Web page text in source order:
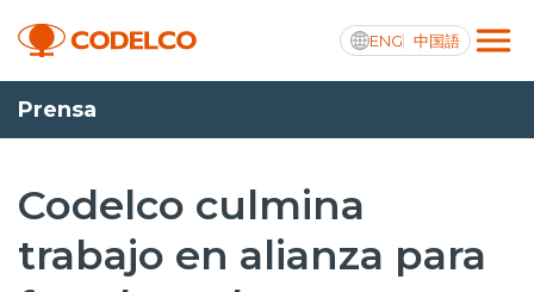
ENG 中国語
Transparencia activa
Nosotros
Prensa
Codelco culmina
trabajo en alianza para